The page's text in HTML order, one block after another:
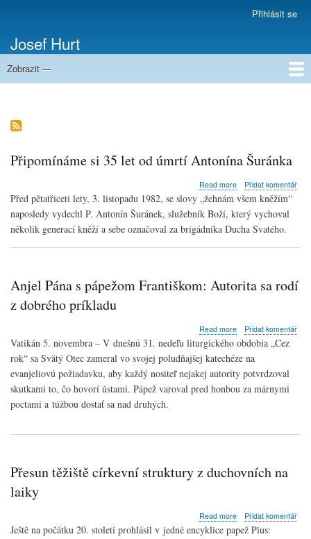
obsahu
uživatelského
účtu
Přihlásit se
Josef Hurt
Zobrazit —
Připomínáme si 35 let od úmrtí Antonína Šuránka
Read moreabout
Připomínáme
35
let
Přidat komentář
Před pětatřiceti lety, 3. listopadu 1982, se slovy „žehnám všem kněžím“
naposledy vydechl P. Antonín Šuránek, služebník Boží, který vychoval
několik generací kněží a sebe označoval za brigádníka Ducha Svatého.
Anjel Pána s pápežom Františkom: Autorita sa rodí
z dobrého príkladu
Read moreabout
Anjel
s
pápežom
Františkom:
z
Přidat komentář
Vatikán 5. novembra – V dnešnú 31. nedeľu liturgického obdobia „Cez
rok“ sa Svätý Otec zameral vo svojej poludňajšej katechéze na
evanjeliovú požiadavku, aby každý nositeľ nejakej autority potvrdzoval
skutkami to, čo hovorí ústami. Pápež varoval pred honbou za márnymi
poctami a túžbou dostať sa nad druhých.
Přesun těžiště církevní struktury z duchovních na
laiky
Read moreabout
Přesun
Přidat komentář
Ještě na počátku 20. století prohlásil v jedné encyklice papež Pius: